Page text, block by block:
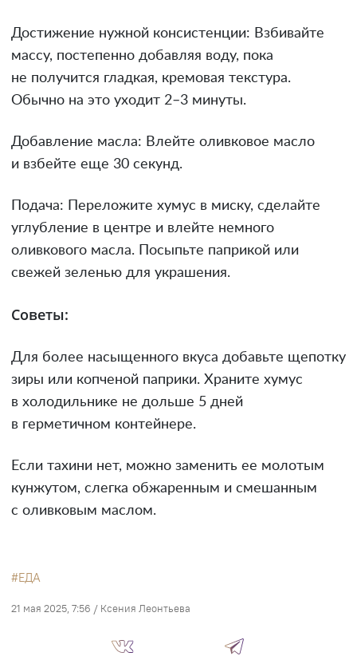
Достижение нужной консистенции: Взбивайте
массу, постепенно добавляя воду, пока
не получится гладкая, кремовая текстура.
Обычно на это уходит 2–3 минуты.
Добавление масла: Влейте оливковое масло
и взбейте еще 30 секунд.
Подача: Переложите хумус в миску, сделайте
углубление в центре и влейте немного
оливкового масла. Посыпьте паприкой или
свежей зеленью для украшения.
Советы:
Для более насыщенного вкуса добавьте щепотку
зиры или копченой паприки. Храните хумус
в холодильнике не дольше 5 дней
в герметичном контейнере.
Если тахини нет, можно заменить ее молотым
кунжутом, слегка обжаренным и смешанным
с оливковым маслом.
ЕДА
21 мая 2025, 7:56 / Ксения Леонтьева